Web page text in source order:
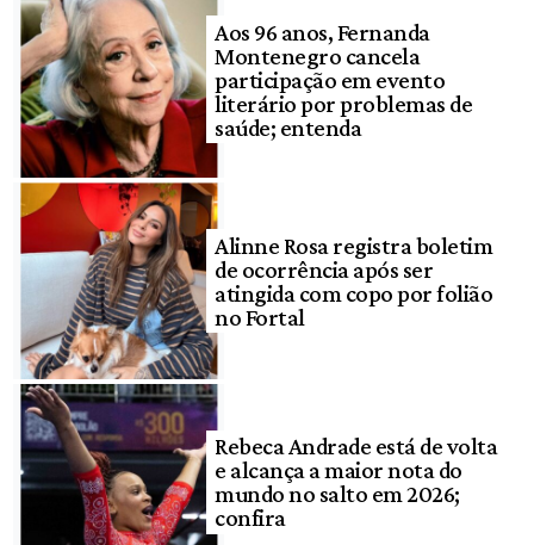
Aos 96 anos, Fernanda
Montenegro cancela
participação em evento
literário por problemas de
saúde; entenda
Alinne Rosa registra boletim
de ocorrência após ser
atingida com copo por folião
no Fortal
Rebeca Andrade está de volta
e alcança a maior nota do
mundo no salto em 2026;
confira